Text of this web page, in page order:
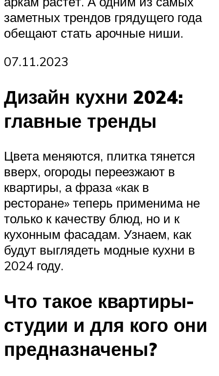
заметных трендов грядущего года
обещают стать арочные ниши.
07.11.2023
Дизайн кухни 2024:
главные тренды
Цвета меняются, плитка тянется
вверх, огороды переезжают в
квартиры, а фраза «как в
ресторане» теперь применима не
только к качеству блюд, но и к
кухонным фасадам. Узнаем, как
будут выглядеть модные кухни в
2024 году.
Что такое квартиры-
студии и для кого они
предназначены?